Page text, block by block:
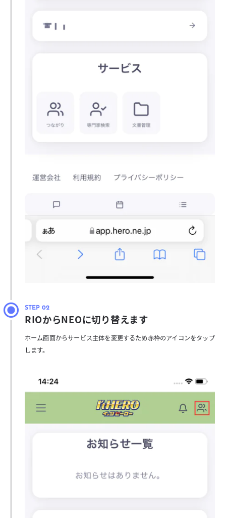
RIOからNEOに切り替えます
ホーム画面からサービス主体を変更するため赤枠のアイコンをタップ
します。